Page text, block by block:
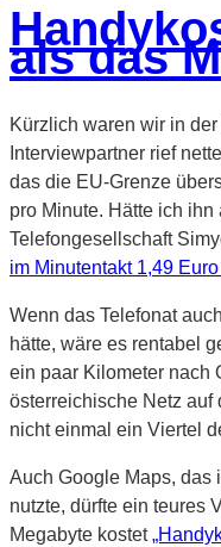
als das
Kürzlich waren wir in
Interviewpartner rief
das die EU-Grenze
pro Minute. Hätte ich
Telefongesellschaft
im Minutentakt 1,49
Wenn das Telefonat
hätte, wäre es rentabel
ein paar Kilometer nach
österreichische Netz auf
nicht einmal ein Viertel
Auch Google Maps, das
nutzte, dürfte ein teures
Megabyte kostet